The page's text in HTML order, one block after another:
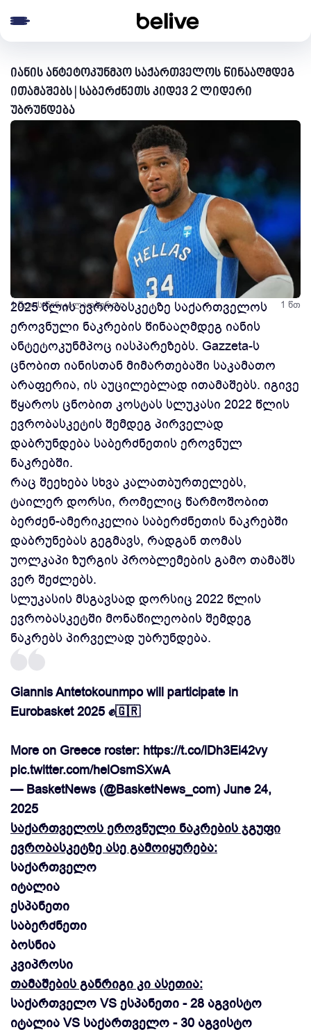
იანის ანტეტოკუნმპო საქართველოს წინააღმდეგ
ითამაშებს | საბერძნეთს კიდევ 2 ლიდერი
უბრუნდება
1 წლის წინ კალათბურთი 1 წთ
2025 წლის ევრობასკეტზე საქართველოს
ეროვნული ნაკრების წინააღმდეგ იანის
ანტეტოკუნმპოც იასპარეზებს. Gazzeta-ს
ცნობით იანისთან მიმართებაში საკამათო
არაფერია, ის აუცილებლად ითამაშებს. იგივე
წყაროს ცნობით კოსტას სლუკასი 2022 წლის
ევრობასკეტის შემდეგ პირველად
დაბრუნდება საბერძნეთის ეროვნულ
ნაკრებში.
რაც შეეხება სხვა კალათბურთელებს,
ტაილერ დორსი, რომელიც წარმოშობით
ბერძენ-ამერიკელია საბერძნეთის ნაკრებში
დაბრუნებას გეგმავს, რადგან თომას
უოლკაპი ზურგის პრობლემების გამო თამაშს
ვერ შეძლებს.
სლუკასის მსგავსად დორსიც 2022 წლის
ევრობასკეტში მონაწილეობის შემდეგ
ნაკრებს პირველად უბრუნდება.
Giannis Antetokounmpo will participate in
Eurobasket 2025 ✊🇬🇷
More on Greece roster: https://t.co/lDh3Ei42vy
pic.twitter.com/helOsmSXwA
— BasketNews (@BasketNews_com) June 24,
2025
საქართველოს ეროვნული ნაკრების ჯგუფი
ევრობასკეტზე ასე გამოიყურება:
საქართველო
იტალია
ესპანეთი
საბერძნეთი
ბოსნია
კვიპროსი
თამაშების განრიგი კი ასეთია:
საქართველო VS ესპანეთი - 28 აგვისტო
იტალია VS საქართველო - 30 აგვისტო